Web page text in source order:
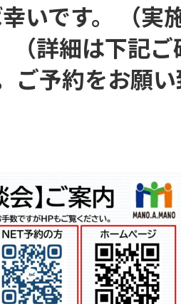
いです。 （実
（詳細は下記ご
ご予約をお願い